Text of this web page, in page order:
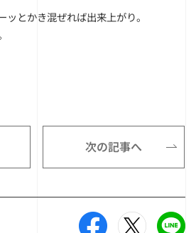
ッとかき混ぜれば出来上がり。
次の記事へ